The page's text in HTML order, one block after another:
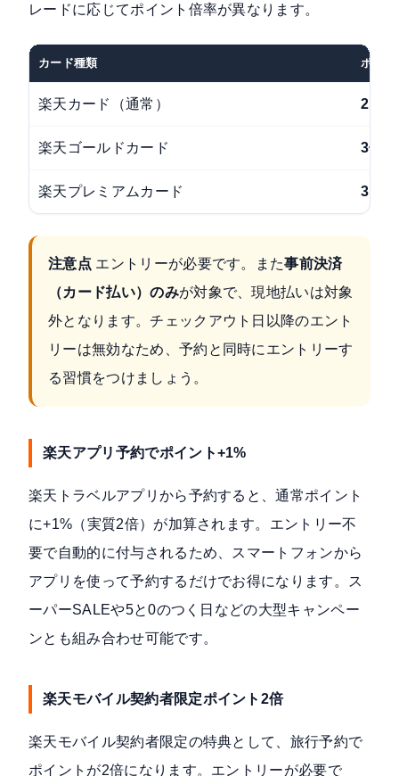
レードに応じてポイント倍率が異なります。
カード種類 ポイ
楽天カード（通常） 2.5倍
楽天ゴールドカード 3倍
楽天プレミアムカード 3.5倍
注意点 エントリーが必要です。また事前決済
（カード払い）のみが対象で、現地払いは対象
外となります。チェックアウト日以降のエント
リーは無効なため、予約と同時にエントリーす
る習慣をつけましょう。
楽天アプリ予約でポイント+1%
楽天トラベルアプリ から予約すると、通常ポイント
に+1%（実質2倍）が加算されます。エントリー不
要で自動的に付与されるため、スマートフォンから
アプリを使って予約するだけでお得になります。ス
ーパーSALEや5と0のつく日などの大型キャンペー
ンとも組み合わせ可能です。
楽天モバイル契約者限定ポイント2倍
楽天モバイル契約者限定の特典として、旅行予約で
ポイントが2倍になります。エントリーが必要で